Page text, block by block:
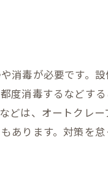
消毒が必要です。
度消毒するなどす
どは、オートクレ
あります。対策を